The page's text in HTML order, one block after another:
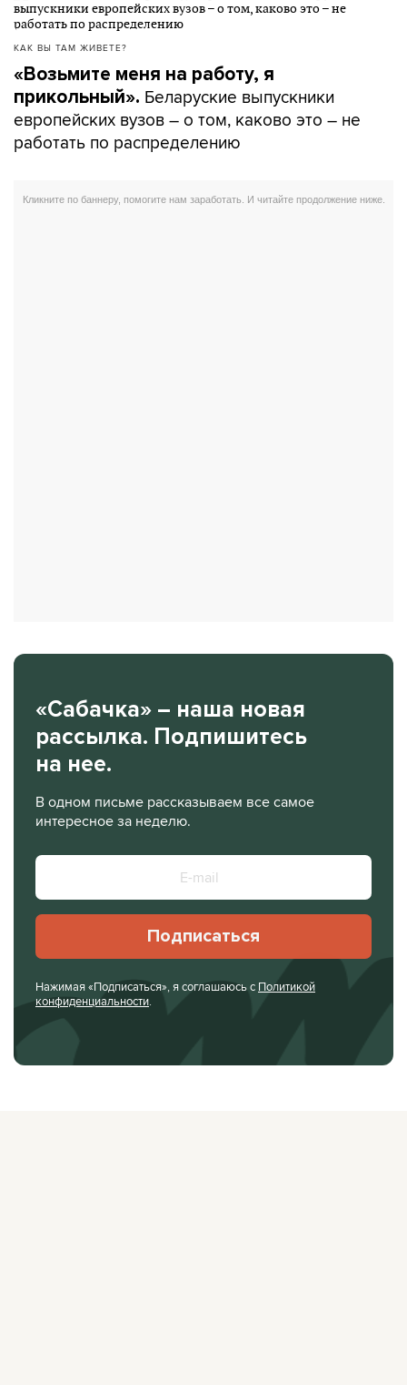
КАК ВЫ ТАМ ЖИВЕТЕ?
«Возьмите меня на работу, я
прикольный». Беларуские выпускники
европейских вузов – о том, каково это – не
работать по распределению
«Сабачка» – наша новая
рассылка. Подпишитесь
на нее.
В одном письме рассказываем все самое
интересное за неделю.
Подписаться
Нажимая «Подписаться», я соглашаюсь с Политикой
конфиденциальности.